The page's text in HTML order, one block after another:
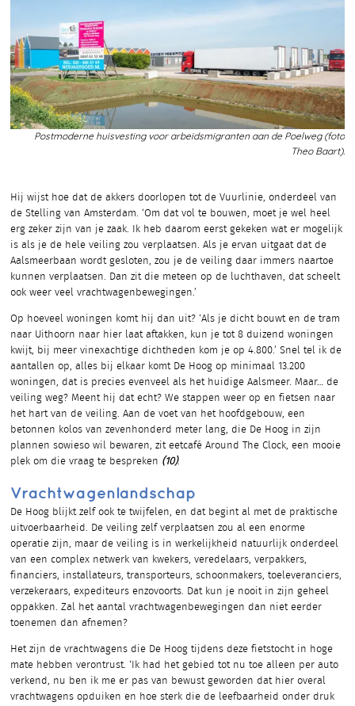
Postmoderne huisvesting voor arbeidsmigranten aan de Poelweg (foto
Theo Baart).
Hij wijst hoe dat de akkers doorlopen tot de Vuurlinie, onderdeel van
de Stelling van Amsterdam. ‘Om dat vol te bouwen, moet je wel heel
erg zeker zijn van je zaak. Ik heb daarom eerst gekeken wat er mogelijk
is als je de hele veiling zou verplaatsen. Als je ervan uitgaat dat de
Aalsmeerbaan wordt gesloten, zou je de veiling daar immers naartoe
kunnen verplaatsen. Dan zit die meteen op de luchthaven, dat scheelt
ook weer veel vrachtwagenbewegingen.’
Op hoeveel woningen komt hij dan uit? ‘Als je dicht bouwt en de tram
naar Uithoorn naar hier laat aftakken, kun je tot 8 duizend woningen
kwijt, bij meer vinexachtige dichtheden kom je op 4.800.’ Snel tel ik de
aantallen op, alles bij elkaar komt De Hoog op minimaal 13.200
woningen, dat is precies evenveel als het huidige Aalsmeer. Maar… de
veiling weg? Meent hij dat echt? We stappen weer op en fietsen naar
het hart van de veiling. Aan de voet van het hoofdgebouw, een
betonnen kolos van zevenhonderd meter lang, die De Hoog in zijn
plannen sowieso wil bewaren, zit eetcafé Around The Clock, een mooie
plek om die vraag te bespreken (10).
Vrachtwagenlandschap
De Hoog blijkt zelf ook te twijfelen, en dat begint al met de praktische
uitvoerbaarheid. De veiling zelf verplaatsen zou al een enorme
operatie zijn, maar de veiling is in werkelijkheid natuurlijk onderdeel
van een complex netwerk van kwekers, veredelaars, verpakkers,
financiers, installateurs, transporteurs, schoonmakers, toeleveranciers,
verzekeraars, expediteurs enzovoorts. Dat kun je nooit in zijn geheel
oppakken. Zal het aantal vrachtwagenbewegingen dan niet eerder
toenemen dan afnemen?
Het zijn de vrachtwagens die De Hoog tijdens deze fietstocht in hoge
mate hebben verontrust. ‘Ik had het gebied tot nu toe alleen per auto
verkend, nu ben ik me er pas van bewust geworden dat hier overal
vrachtwagens opduiken en hoe sterk die de leefbaarheid onder druk